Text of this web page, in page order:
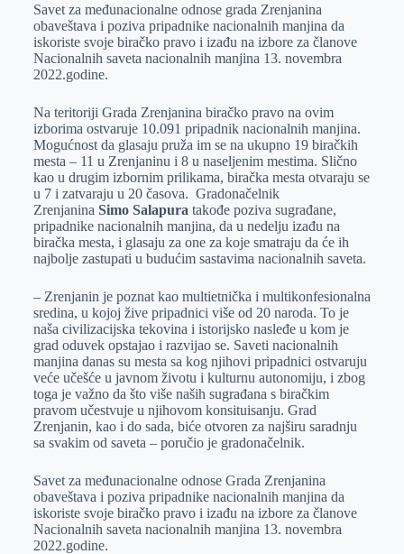
Savet za međunacionalne odnose grada Zrenjanina
obaveštava i poziva pripadnike nacionalnih manjina da
iskoriste svoje biračko pravo i izađu na izbore za članove
Nacionalnih saveta nacionalnih manjina 13. novembra
2022.godine.
Na teritoriji Grada Zrenjanina biračko pravo na ovim
izborima ostvaruje 10.091 pripadnik nacionalnih manjina.
Mogućnost da glasaju pruža im se na ukupno 19 biračkih
mesta – 11 u Zrenjaninu i 8 u naseljenim mestima. Slično
kao u drugim izbornim prilikama, biračka mesta otvaraju se
u 7 i zatvaraju u 20 časova. Gradonačelnik
Zrenjanina Simo Salapura takođe poziva sugrađane,
pripadnike nacionalnih manjina, da u nedelju izađu na
biračka mesta, i glasaju za one za koje smatraju da će ih
najbolje zastupati u budućim sastavima nacionalnih saveta.
– Zrenjanin je poznat kao multietnička i multikonfesionalna
sredina, u kojoj žive pripadnici više od 20 naroda. To je
naša civilizacijska tekovina i istorijsko nasleđe u kom je
grad oduvek opstajao i razvijao se. Saveti nacionalnih
manjina danas su mesta sa kog njihovi pripadnici ostvaruju
veće učešće u javnom životu i kulturnu autonomiju, i zbog
toga je važno da što više naših sugrađana s biračkim
pravom učestvuje u njihovom konsituisanju. Grad
Zrenjanin, kao i do sada, biće otvoren za najširu saradnju
sa svakim od saveta – poručio je gradonačelnik.
Savet za međunacionalne odnose Grada Zrenjanina
obaveštava i poziva pripadnike nacionalnih manjina da
iskoriste svoje biračko pravo i izađu na izbore za članove
Nacionalnih saveta nacionalnih manjina 13. novembra
2022.godine.